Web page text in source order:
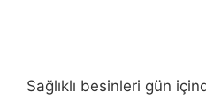
Sağlıklı besinleri gün